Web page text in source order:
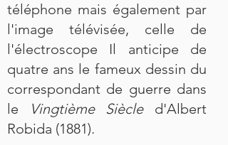
téléphone mais également par
l'image télévisée, celle de
l'électroscope Il anticipe de
quatre ans le fameux dessin du
correspondant de guerre dans
le
Vingtième Siècled'Albert
Robida (1881).